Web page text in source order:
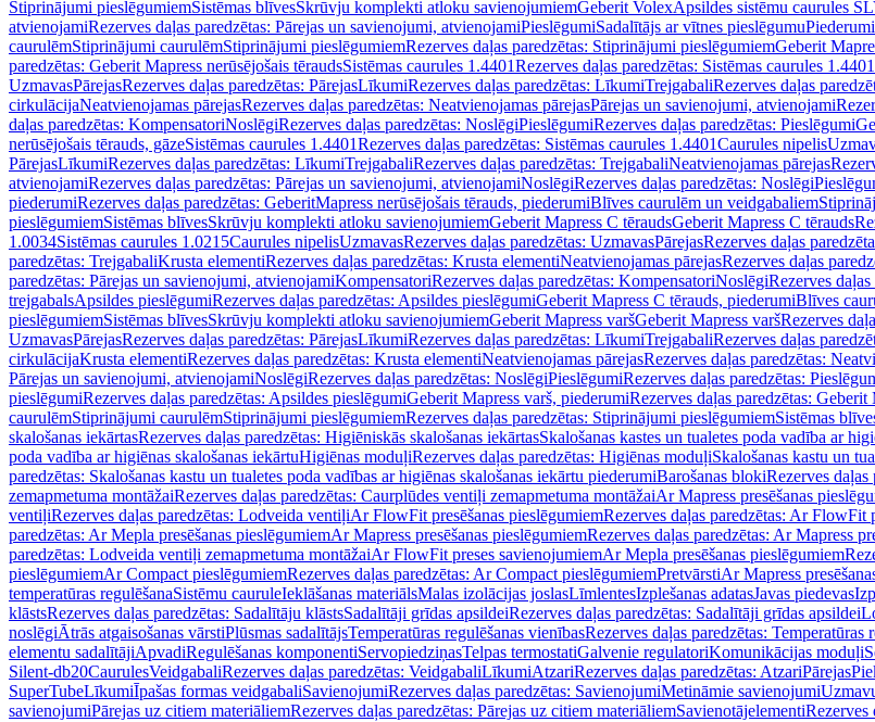
Stiprinājumi pieslēgumiemSistēmas blīvesSkrūvju komplekti atloku savienojumiemGeberit VolexApsildes sistēmu caurules SL
atvienojamiRezerves daļas paredzētas: Pārejas un savienojumi, atvienojamiPieslēgumiSadalītājs ar vītnes pieslēgumuPiederumi
caurulēmStiprinājumi caurulēmStiprinājumi pieslēgumiemRezerves daļas paredzētas: Stiprinājumi pieslēgumiemGeberit
paredzētas: Geberit Mapress nerūsējošais tēraudsSistēmas caurules 1.4401Rezerves daļas paredzētas: Sistēmas caurules 1.4401
UzmavasPārejasRezerves daļas paredzētas: PārejasLīkumiRezerves daļas paredzētas: LīkumiTrejgabaliRezerves daļas
cirkulācijaNeatvienojamas pārejasRezerves daļas paredzētas: Neatvienojamas pārejasPārejas un savienojumi, atvienojami
daļas paredzētas: KompensatoriNoslēgiRezerves daļas paredzētas: NoslēgiPieslēgumiRezerves daļas paredzētas: Pieslēgumi
nerūsējošais tērauds, gāzeSistēmas caurules 1.4401Rezerves daļas paredzētas: Sistēmas caurules 1.4401Caurules nipelis
PārejasLīkumiRezerves daļas paredzētas: LīkumiTrejgabaliRezerves daļas paredzētas: TrejgabaliNeatvienojamas pārejas
atvienojamiRezerves daļas paredzētas: Pārejas un savienojumi, atvienojamiNoslēgiRezerves daļas paredzētas: Noslēgi
piederumiRezerves daļas paredzētas: GeberitMapress nerūsējošais tērauds, piederumiBlīves caurulēm un veidgabaliem
pieslēgumiemSistēmas blīvesSkrūvju komplekti atloku savienojumiemGeberit Mapress C tēraudsGeberit Mapress C tērauds
1.0034Sistēmas caurules 1.0215Caurules nipelisUzmavasRezerves daļas paredzētas: UzmavasPārejasRezerves daļas
paredzētas: TrejgabaliKrusta elementiRezerves daļas paredzētas: Krusta elementiNeatvienojamas pārejasRezerves daļas
paredzētas: Pārejas un savienojumi, atvienojamiKompensatoriRezerves daļas paredzētas: KompensatoriNoslēgiRezerves
trejgabalsApsildes pieslēgumiRezerves daļas paredzētas: Apsildes pieslēgumiGeberit Mapress C tērauds, piederumiBlīves
pieslēgumiemSistēmas blīvesSkrūvju komplekti atloku savienojumiemGeberit Mapress varšGeberit Mapress varšRezerves
UzmavasPārejasRezerves daļas paredzētas: PārejasLīkumiRezerves daļas paredzētas: LīkumiTrejgabaliRezerves daļas
cirkulācijaKrusta elementiRezerves daļas paredzētas: Krusta elementiNeatvienojamas pārejasRezerves daļas paredzētas:
Pārejas un savienojumi, atvienojamiNoslēgiRezerves daļas paredzētas: NoslēgiPieslēgumiRezerves daļas paredzētas:
pieslēgumiRezerves daļas paredzētas: Apsildes pieslēgumiGeberit Mapress varš, piederumiRezerves daļas paredzētas:
caurulēmStiprinājumi caurulēmStiprinājumi pieslēgumiemRezerves daļas paredzētas: Stiprinājumi pieslēgumiemSistēmas
skalošanas iekārtasRezerves daļas paredzētas: Higiēniskās skalošanas iekārtasSkalošanas kastes un tualetes poda vadība ar
poda vadība ar higiēnas skalošanas iekārtuHigiēnas moduļiRezerves daļas paredzētas: Higiēnas moduļiSkalošanas kastu un
paredzētas: Skalošanas kastu un tualetes poda vadības ar higiēnas skalošanas iekārtu piederumiBarošanas blokiRezerves daļas
zemapmetuma montāžaiRezerves daļas paredzētas: Caurplūdes ventiļi zemapmetuma montāžaiAr Mapress presēšanas
ventiļiRezerves daļas paredzētas: Lodveida ventiļiAr FlowFit presēšanas pieslēgumiemRezerves daļas paredzētas: Ar FlowFit
paredzētas: Ar Mepla presēšanas pieslēgumiemAr Mapress presēšanas pieslēgumiemRezerves daļas paredzētas: Ar Mapress
paredzētas: Lodveida ventiļi zemapmetuma montāžaiAr FlowFit preses savienojumiemAr Mepla presēšanas pieslēgumiem
pieslēgumiemAr Compact pieslēgumiemRezerves daļas paredzētas: Ar Compact pieslēgumiemPretvārstiAr Mapress
temperatūras regulēšanaSistēmu cauruleIeklāšanas materiālsMalas izolācijas joslasLīmlentesIzplešanas adatasJavas piedevas
klāstsRezerves daļas paredzētas: Sadalītāju klāstsSadalītāji grīdas apsildeiRezerves daļas paredzētas: Sadalītāji grīdas apsildei
noslēgiĀtrās atgaisošanas vārstiPlūsmas sadalītājsTemperatūras regulēšanas vienībasRezerves daļas paredzētas: Temperatūras
elementu sadalītājiApvadiRegulēšanas komponentiServopiedziņasTelpas termostatiGalvenie regulatoriKomunikācijas moduļi
Silent-db20CaurulesVeidgabaliRezerves daļas paredzētas: VeidgabaliLīkumiAtzariRezerves daļas paredzētas: AtzariPārejas
SuperTubeLīkumiĪpašas formas veidgabaliSavienojumiRezerves daļas paredzētas: SavienojumiMetināmie savienojumi
savienojumiPārejas uz citiem materiāliemRezerves daļas paredzētas: Pārejas uz citiem materiāliemSavienotājelementiRezerves